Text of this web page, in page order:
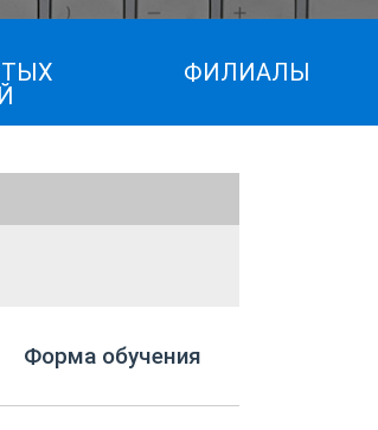
ФИЛИАЛЫ
Форма обучения